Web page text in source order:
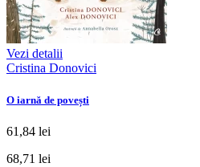
Vezi detalii
Cristina Donovici
O iarnă de povești
61,84 lei
68,71 lei